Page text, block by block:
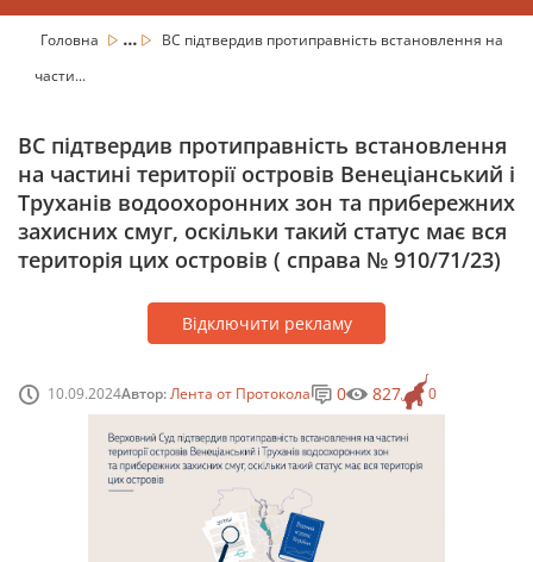
Головна ...
ВС підтвердив протиправність встановлення на
части...
ВС підтвердив протиправність встановлення
на частині території островів Венеціанський і
Труханів водоохоронних зон та прибережних
захисних смуг, оскільки такий статус має вся
територія цих островів ( справа № 910/71/23)
Відключити рекламу
10.09.2024Автор:Лента от Протокола 0
0 827